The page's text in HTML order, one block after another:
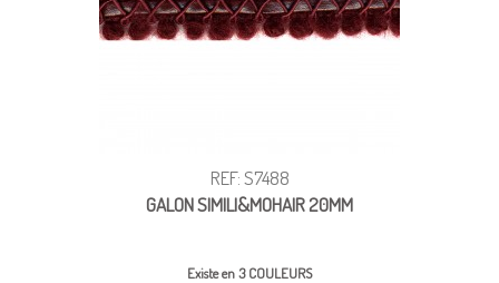
REF: S7488
GALON SIMILI&MOHAIR 20MM
Existe en 3 COULEURS